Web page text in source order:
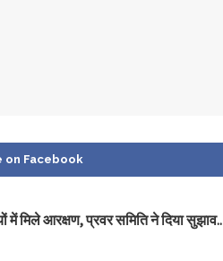
on Facebook
में मिले आरक्षण, प्रवर समिति ने दिया सुझाव..